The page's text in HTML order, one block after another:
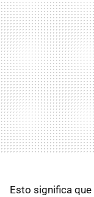
Esto significa